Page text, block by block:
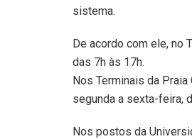
sistema.
De acordo com ele, no
das 7h às 17h.
Nos Terminais da
segunda a sexta-feira,
Nos postos da